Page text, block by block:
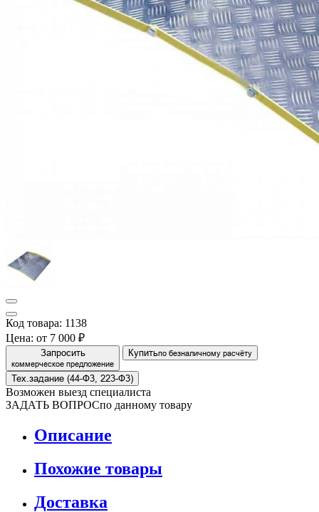
Код товара: 1138
Цена: от 7 000 ₽
Запросить
коммерческое предложение
Купитьпо безналичному расчёту
Тех.задание (44-Ф3, 223-Ф3)
Возможен выезд специалиста
ЗАДАТЬ ВОПРОСпо данному товару
Описание
Похожие товары
Доставка